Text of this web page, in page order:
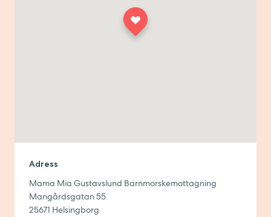
Adress
Mama Mia Gustavslund Barnmorskemottagning
Mangårdsgatan 55
25671 Helsingborg